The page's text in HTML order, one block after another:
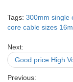
Tags: 300mm single
core cable sizes
Next:
Good price High
Previous: